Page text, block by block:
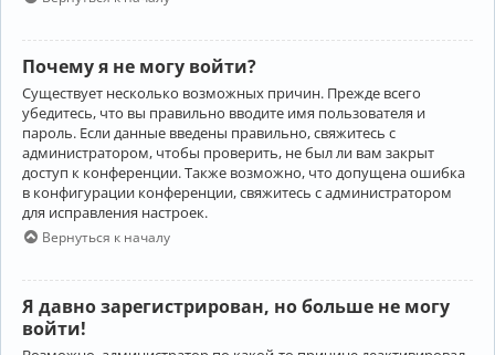
Почему я не могу войти?
Существует несколько возможных причин. Прежде всего
убедитесь, что вы правильно вводите имя пользователя и
пароль. Если данные введены правильно, свяжитесь с
администратором, чтобы проверить, не был ли вам закрыт
доступ к конференции. Также возможно, что допущена ошибка
в конфигурации конференции, свяжитесь с администратором
для исправления настроек.
Вернуться к началу
Я давно зарегистрирован, но больше не могу
войти!